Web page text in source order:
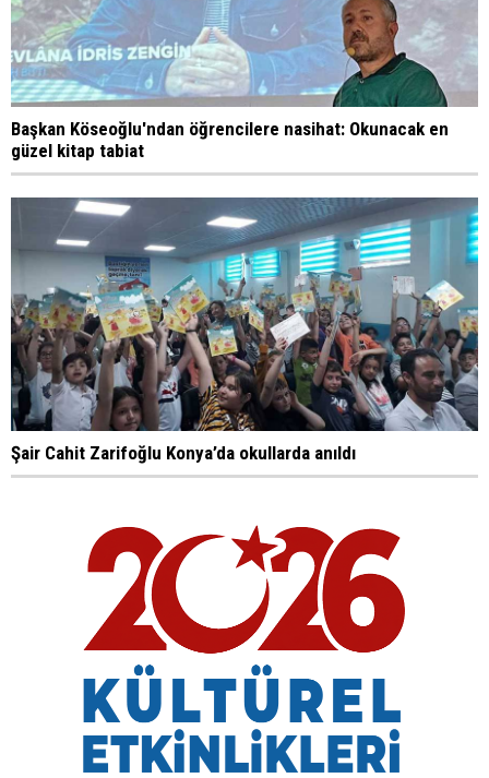
Başkan Köseoğlu'ndan öğrencilere nasihat: Okunacak en
güzel kitap tabiat
Şair Cahit Zarifoğlu Konya’da okullarda anıldı